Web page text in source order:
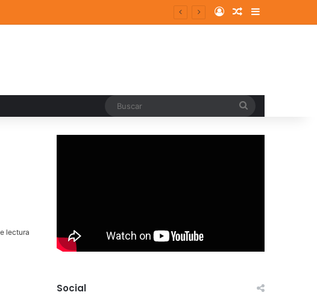
Log InRandom Article
Sidebar
lectura
Social